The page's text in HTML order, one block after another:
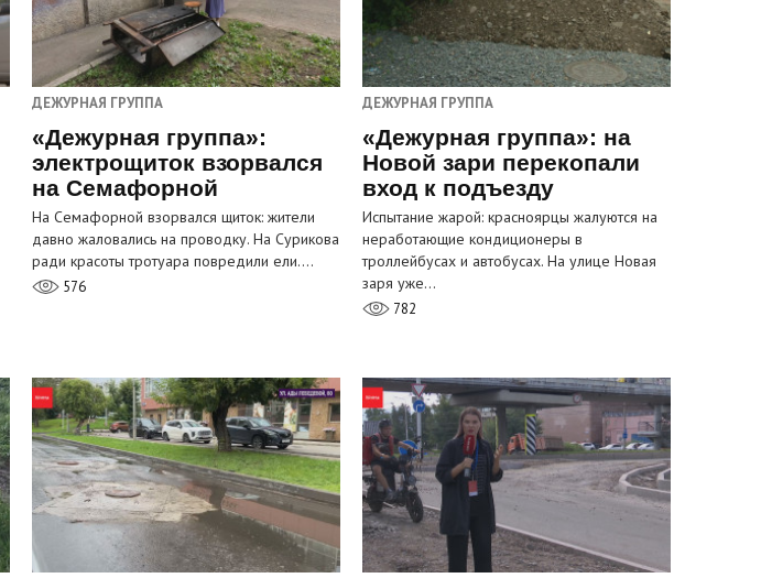
ДЕЖУРНАЯ ГРУППА
«Дежурная группа»:
электрощиток взорвался
на Семафорной
На Семафорной взорвался щиток: жители
давно жаловались на проводку. На Сурикова
ради красоты тротуара повредили ели.…
576
ДЕЖУРНАЯ ГРУППА
«Дежурная группа»: на
Новой зари перекопали
вход к подъезду
Испытание жарой: красноярцы жалуются на
неработающие кондиционеры в
троллейбусах и автобусах. На улице Новая
заря уже…
782